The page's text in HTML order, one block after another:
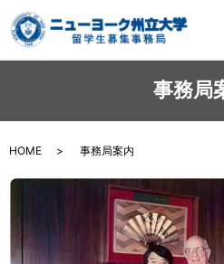
事務局
HOME 事務局案内